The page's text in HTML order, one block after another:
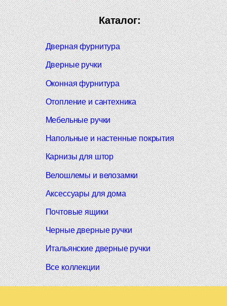
Каталог:
Дверная фурнитура
Дверные ручки
Оконная фурнитура
Отопление и сантехника
Мебельные ручки
Напольные и настенные покрытия
Карнизы для штор
Велошлемы и велозамки
Аксессуары для дома
Почтовые ящики
Черные дверные ручки
Итальянские дверные ручки
Все коллекции